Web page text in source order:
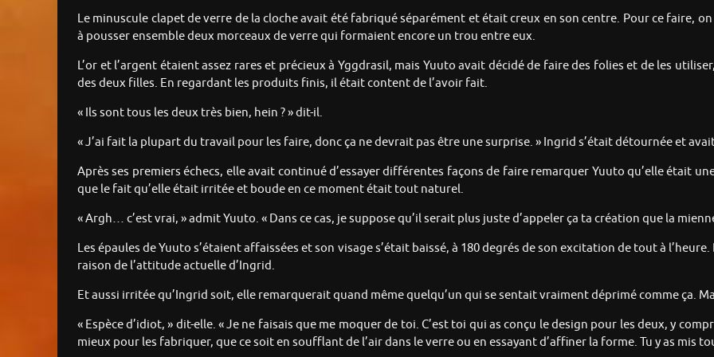
Le minuscule clapet de verre de la cloche avait été fabriqué séparément et était creux en son centre. Pour ce faire,
à pousser ensemble deux morceaux de verre qui formaient encore un trou entre eux.
L’or et l’argent étaient assez rares et précieux à Yggdrasil, mais Yuuto avait décidé de faire des folies et de les
des deux filles. En regardant les produits finis, il était content de l’avoir fait.
« Ils sont tous les deux très bien, hein ? » dit-il.
« J’ai fait la plupart du travail pour les faire, donc ça ne devrait pas être une surprise. » Ingrid s’était détournée et
Après ses premiers échecs, elle avait continué d’essayer différentes façons de faire remarquer Yuuto qu’elle était
que le fait qu’elle était irritée et boude en ce moment était tout naturel.
« Argh… c’est vrai, » admit Yuuto. « Dans ce cas, je suppose qu’il serait plus juste d’appeler ça ta création que la
Les épaules de Yuuto s’étaient affaissées et son visage s’était baissé, à 180 degrés de son excitation de tout à
raison de l’attitude actuelle d’Ingrid.
Et aussi irritée qu’Ingrid soit, elle remarquerait quand même quelqu’un qui se sentait vraiment déprimé comme ça.
« Espèce d’idiot, » dit-elle. « Je ne faisais que me moquer de toi. C’est toi qui as conçu le design pour les deux, y
mieux pour les fabriquer, que ce soit en soufflant de l’air dans le verre ou en essayant d’affiner la forme. Tu y as mis